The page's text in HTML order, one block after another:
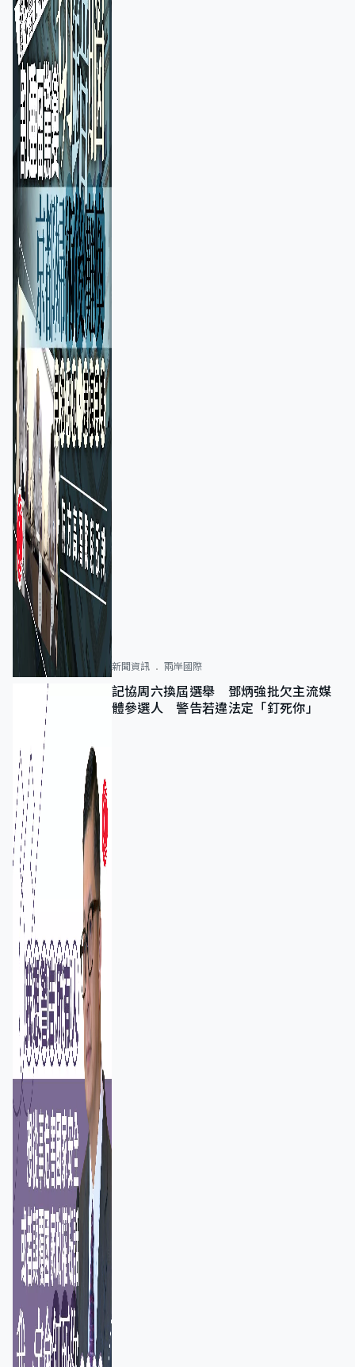
新聞資訊 兩岸國際
記協周六換屆選舉 鄧炳強批欠主流媒
體參選人 警告若違法定「釘死你」